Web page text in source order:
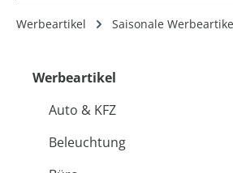
Werbeartikel Saisonale
Werbeartikel
Auto & KFZ
Beleuchtung